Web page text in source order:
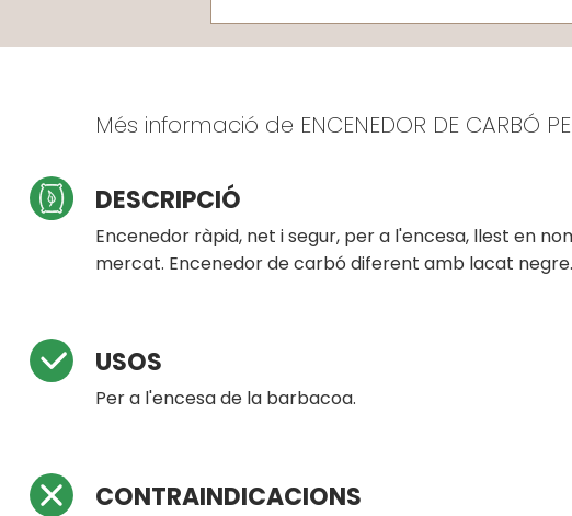
Més informació de ENCENEDOR DE CARBÓ
DESCRIPCIÓ
Encenedor ràpid, net i segur, per a l'encesa, llest en
mercat. Encenedor de carbó diferent amb lacat
USOS
Per a l'encesa de la barbacoa.
CONTRAINDICACIONS